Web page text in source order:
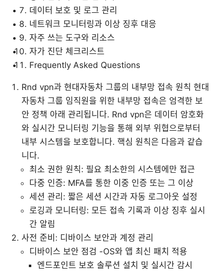
데이터 보호 및 로그 관리
네트워크 모니터링과 이상 징후 대응
자주 쓰는 도구와 리소스
자가 진단 체크리스트
Frequently Asked Questions
Rnd vpn과 현대자동차 그룹의 내부망 접속 원칙 현대
자동차 그룹 임직원을 위한 내부망 접속은 엄격한 보
안 정책 아래 관리됩니다. Rnd vpn은 데이터 암호화
와 실시간 모니터링 기능을 통해 외부 위협으로부터
내부 시스템을 보호합니다. 핵심 원칙은 다음과 같습
니다.
최소 권한 원칙: 필요 최소한의 시스템에만 접근
다중 인증: MFA를 통한 이중 인증 또는 그 이상
세션 관리: 짧은 세션 시간과 자동 로그아웃 설정
로깅과 모니터링: 모든 접속 기록과 이상 징후 실시
간 알림
사전 준비: 디바이스 보안과 계정 관리
디바이스 보안 점검 -OS와 앱 최신 패치 적용
엔드포인트 보호 솔루션 설치 및 실시간 감시